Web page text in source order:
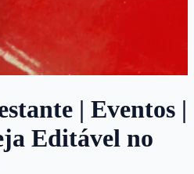
| Eventos |
Editável no